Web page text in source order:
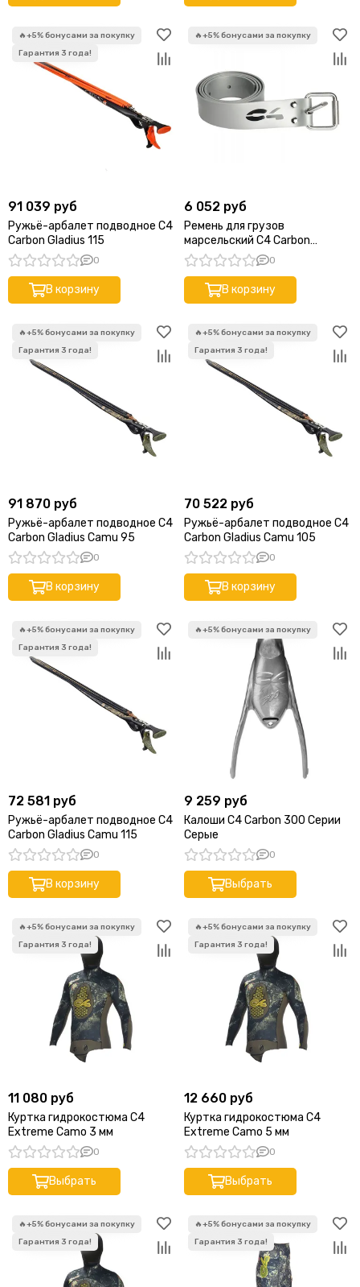
91 039 руб
Ружьё-арбалет подводное C4
Carbon Gladius 115
0
В корзину
6 052 руб
Ремень для грузов
марсельский C4 Carbon
Marseillaise Silver0
В корзину
91 870 руб
Ружьё-арбалет подводное C4
Carbon Gladius Camu 95
0
В корзину
70 522 руб
Ружьё-арбалет подводное C4
Carbon Gladius Camu 105
0
В корзину
72 581 руб
Ружьё-арбалет подводное C4
Carbon Gladius Camu 115
0
В корзину
9 259 руб
Калоши C4 Carbon 300 Серии
Серые
0
Выбрать
11 080 руб
Куртка гидрокостюма C4
Extreme Camo 3 мм
0
Выбрать
12 660 руб
Куртка гидрокостюма C4
Extreme Camo 5 мм
0
Выбрать